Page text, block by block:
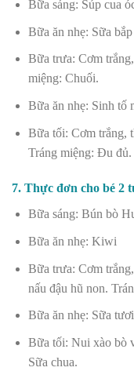
Bữa sáng: Súp cua
Bữa ăn nhẹ: Sữa bắp
Bữa trưa: Cơm
miệng: Chuối.
Bữa ăn nhẹ: Sinh tố
Bữa tối: Cơm trắng,
Tráng miệng: Đu đủ.
7. Thực đơn cho bé 2
Bữa sáng: Bún bò
Bữa ăn nhẹ: Kiwi
Bữa trưa: Cơm
nấu đậu hũ non.
Bữa ăn nhẹ: Sữa tươi
Bữa tối: Nui xào bò
Sữa chua.